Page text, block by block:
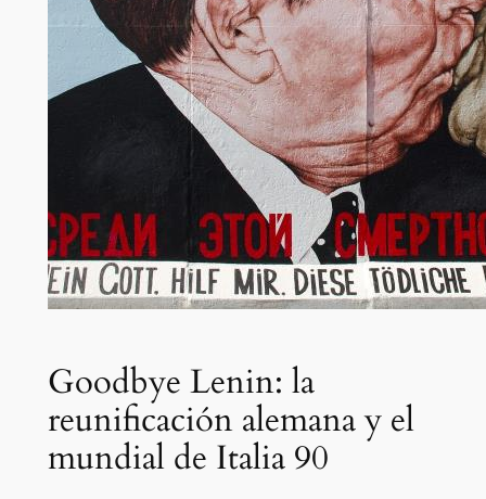
Goodbye Lenin: la
reunificación alemana y el
mundial de Italia 90